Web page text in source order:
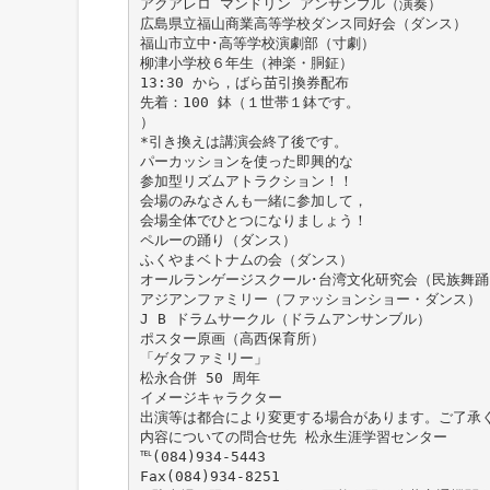
アクアレロ マンドリン アンサンブル（演奏）
広島県立福山商業高等学校ダンス同好会（ダンス）
福山市立中･高等学校演劇部（寸劇）
柳津小学校６年生（神楽・胴鉦）
13:30 から，ばら苗引換券配布
先着：100 鉢（１世帯１鉢です。
）
*引き換えは講演会終了後です。
パーカッションを使った即興的な
参加型リズムアトラクション！！
会場のみなさんも一緒に参加して，
会場全体でひとつになりましょう！
ペルーの踊り（ダンス）
ふくやまベトナムの会（ダンス）
オールランゲージスクール･台湾文化研究会（民族舞踊
アジアンファミリー（ファッションショー・ダンス）
J B ドラムサークル（ドラムアンサンブル）
ポスター原画（高西保育所）
「ゲタファミリー」
松永合併 50 周年
イメージキャラクター
出演等は都合により変更する場合があります。ご了承
内容についての問合せ先 松永生涯学習センター
℡(084)934-5443
Fax(084)934-8251